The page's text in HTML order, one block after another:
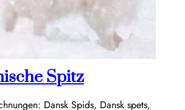
Spitz
Dansk Spids, Dansk spets,